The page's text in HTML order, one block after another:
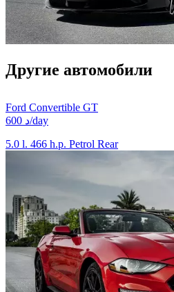
Другие автомобили
Ford Convertible GT
600 د/day
5.0 l. 466 h.p. Petrol Rear